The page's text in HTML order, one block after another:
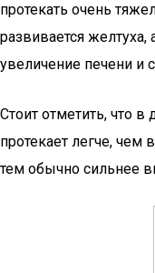
протекать очень
развивается
увеличение печени и
Стоит отметить, что в
протекает легче,
тем обычно сильнее